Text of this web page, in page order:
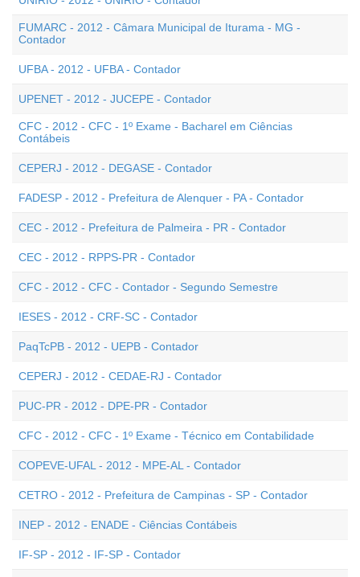
FUMARC - 2012 - Câmara Municipal de Iturama - MG -
Contador
UFBA - 2012 - UFBA - Contador
UPENET - 2012 - JUCEPE - Contador
CFC - 2012 - CFC - 1º Exame - Bacharel em Ciências
Contábeis
CEPERJ - 2012 - DEGASE - Contador
FADESP - 2012 - Prefeitura de Alenquer - PA - Contador
CEC - 2012 - Prefeitura de Palmeira - PR - Contador
CEC - 2012 - RPPS-PR - Contador
CFC - 2012 - CFC - Contador - Segundo Semestre
IESES - 2012 - CRF-SC - Contador
PaqTcPB - 2012 - UEPB - Contador
CEPERJ - 2012 - CEDAE-RJ - Contador
PUC-PR - 2012 - DPE-PR - Contador
CFC - 2012 - CFC - 1º Exame - Técnico em Contabilidade
COPEVE-UFAL - 2012 - MPE-AL - Contador
CETRO - 2012 - Prefeitura de Campinas - SP - Contador
INEP - 2012 - ENADE - Ciências Contábeis
IF-SP - 2012 - IF-SP - Contador